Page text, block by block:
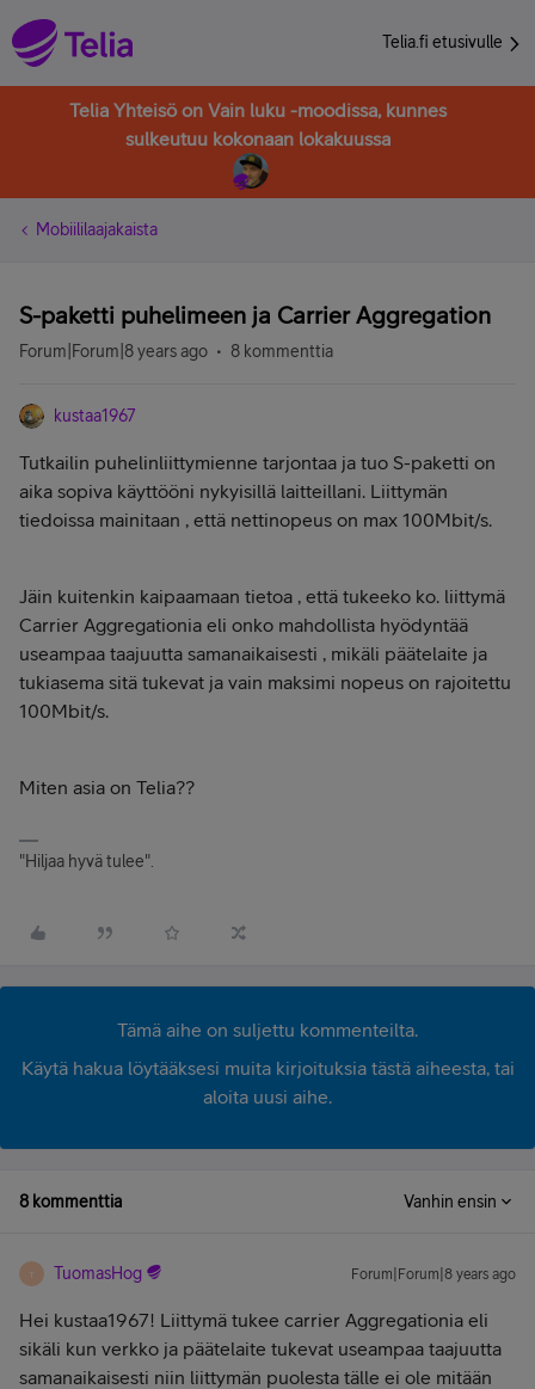
Telia.fi etusivulle
Telia Yhteisö on Vain luku -moodissa, kunnes
sulkeutuu kokonaan lokakuussa
Mobiililaajakaista
S-paketti puhelimeen ja Carrier Aggregation
Forum|Forum|8 years ago 8 kommenttia
kustaa1967
Tutkailin puhelinliittymienne tarjontaa ja tuo S-paketti on
aika sopiva käyttööni nykyisillä laitteillani. Liittymän
tiedoissa mainitaan , että nettinopeus on max 100Mbit/s.
Jäin kuitenkin kaipaamaan tietoa , että tukeeko ko. liittymä
Carrier Aggregationia eli onko mahdollista hyödyntää
useampaa taajuutta samanaikaisesti , mikäli päätelaite ja
tukiasema sitä tukevat ja vain maksimi nopeus on rajoitettu
100Mbit/s.
Miten asia on Telia??
"Hiljaa hyvä tulee".
Tämä aihe on suljettu kommenteilta.
Käytä hakua löytääksesi muita kirjoituksia tästä aiheesta, tai
aloita uusi aihe.
8 kommenttia Vanhin ensin
T TuomasHog Forum|Forum|8 years ago
Hei kustaa1967! Liittymä tukee carrier Aggregationia eli
sikäli kun verkko ja päätelaite tukevat useampaa taajuutta
samanaikaisesti niin liittymän puolesta tälle ei ole mitään